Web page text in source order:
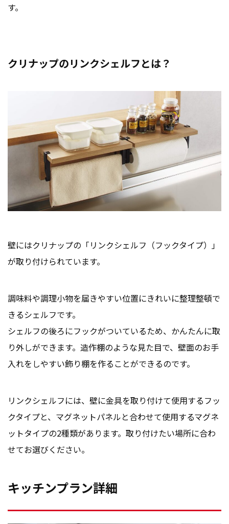
す。
クリナップのリンクシェルフとは？
壁にはクリナップの「リンクシェルフ（フックタイプ）」
が取り付けられています。
調味料や調理小物を届きやすい位置にきれいに整理整頓で
きるシェルフです。
シェルフの後ろにフックがついているため、かんたんに取
り外しができます。造作棚のような見た目で、壁面のお手
入れをしやすい飾り棚を作ることができるのです。
リンクシェルフには、壁に金具を取り付けて使用するフッ
クタイプと、マグネットパネルと合わせて使用するマグネ
ットタイプの2種類があります。取り付けたい場所に合わ
せてお選びください。
キッチンプラン詳細